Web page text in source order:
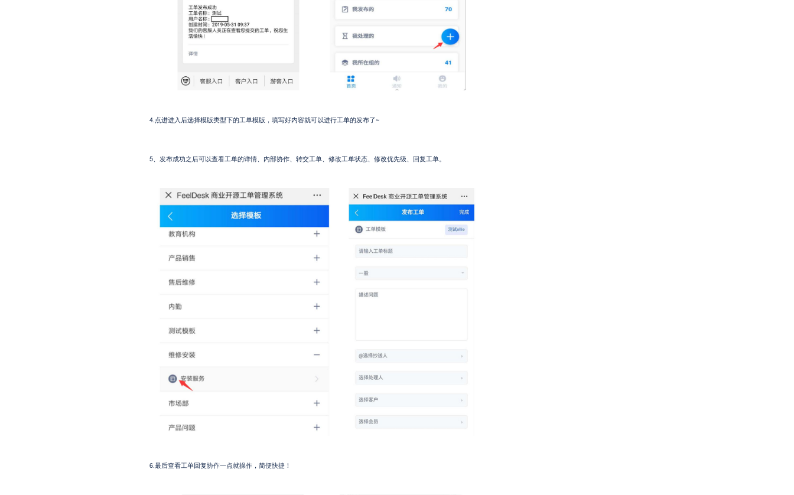
4.点进进入后选择模版类型下的工单模版，填写好内容就可以进行工单的发布了~
5、 发布成功之后可以查看工单的详情、内部协作、转交工单、修改工单状态、修改优先级、回复工单。
6.最后查看工单回复协作一点就操作，简便快捷！